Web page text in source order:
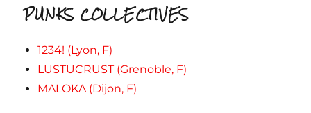
PUNKS COLLECTIVES
1234! (Lyon, F)
LUSTUCRUST (Grenoble, F)
MALOKA (Dijon, F)